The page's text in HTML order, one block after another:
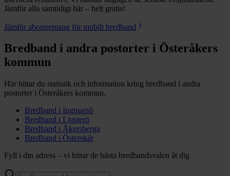
Jämför alla samtidigt här – helt gratis!
Jämför abonnemang för mobilt bredband
Bredband i andra postorter i Österåkers
kommun
Här hittar du statistik och information kring bredband i andra
postorter i Österåkers kommun.
Bredband i Ingmarsö
Bredband i Ljusterö
Bredband i Åkersberga
Bredband i Österskär
Fyll i din adress – vi hittar de bästa bredbandsvalen åt dig